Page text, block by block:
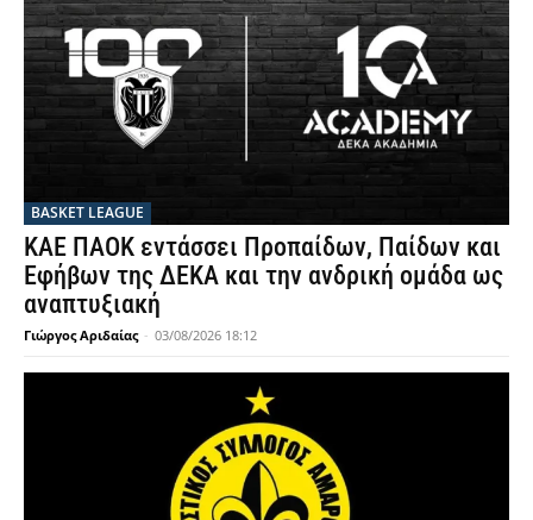
BASKET LEAGUE
ΚΑΕ ΠΑΟΚ εντάσσει Προπαίδων, Παίδων και
Εφήβων της ΔΕΚΑ και την ανδρική ομάδα ως
αναπτυξιακή
Γιώργος Αριδαίας - 03/08/2026 18:12